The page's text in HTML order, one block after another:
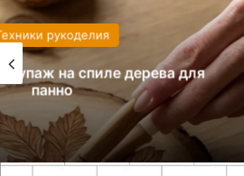
Техники
Техника холодного
и подготовка к